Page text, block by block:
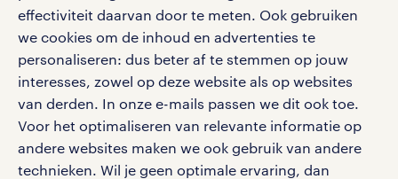
effectiviteit daarvan door te meten. Ook gebruiken
we cookies om de inhoud en advertenties te
personaliseren: dus beter af te stemmen op jouw
interesses, zowel op deze website als op websites
van derden. In onze e-mails passen we dit ook toe.
Voor het optimaliseren van relevante informatie op
andere websites maken we ook gebruik van andere
technieken. Wil je geen optimale ervaring, dan
werken bij randstad
gebruikersvoorwaarden
privacystatement
cookies